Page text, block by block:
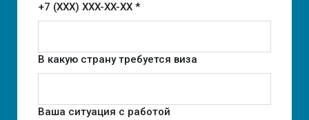
+7 (XXX) XXX-XX-XX *
В какую страну требуется виза
Ваша ситуация с работой